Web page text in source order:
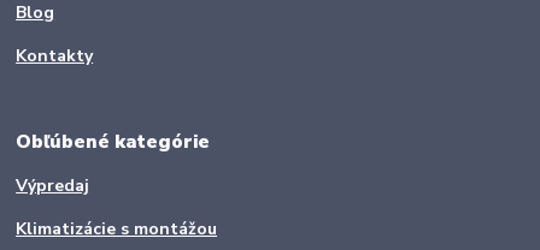
Blog
Kontakty
Obľúbené kategórie
Výpredaj
Klimatizácie s montážou